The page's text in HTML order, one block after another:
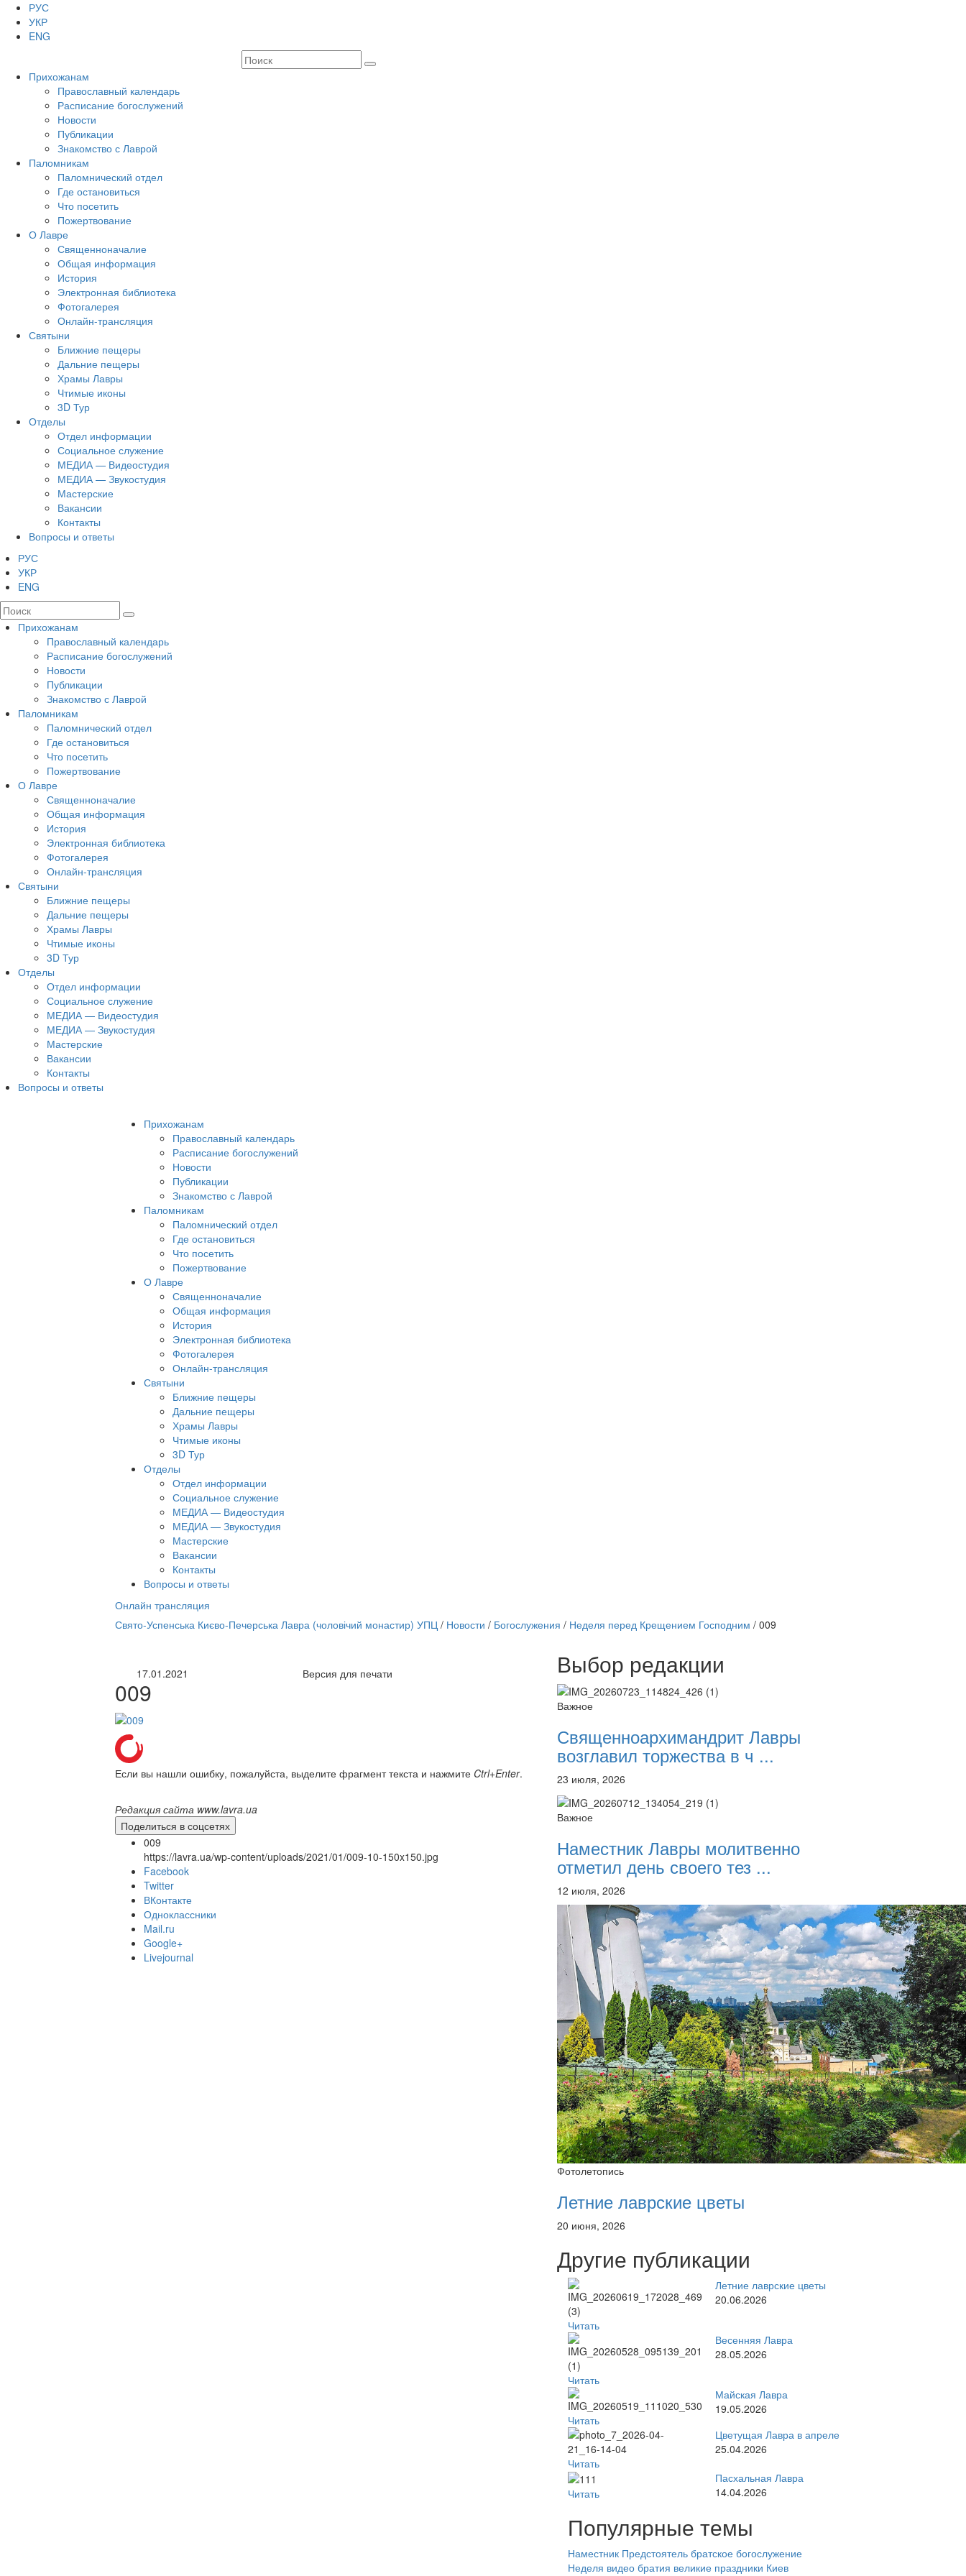
РУС
УКР
ENG
Прихожанам
Православный календарь
Расписание богослужений
Новости
Публикации
Знакомство с Лаврой
Паломникам
Паломнический отдел
Где остановиться
Что посетить
Пожертвование
О Лавре
Священноначалие
Общая информация
История
Электронная библиотека
Фотогалерея
Онлайн-трансляция
Святыни
Ближние пещеры
Дальние пещеры
Храмы Лавры
Чтимые иконы
3D Тур
Отделы
Отдел информации
Социальное служение
МЕДИА — Видеостудия
МЕДИА — Звукостудия
Мастерские
Вакансии
Контакты
Вопросы и ответы
РУС
УКР
ENG
Прихожанам
Православный календарь
Расписание богослужений
Новости
Публикации
Знакомство с Лаврой
Паломникам
Паломнический отдел
Где остановиться
Что посетить
Пожертвование
О Лавре
Священноначалие
Общая информация
История
Электронная библиотека
Фотогалерея
Онлайн-трансляция
Святыни
Ближние пещеры
Дальние пещеры
Храмы Лавры
Чтимые иконы
3D Тур
Отделы
Отдел информации
Социальное служение
МЕДИА — Видеостудия
МЕДИА — Звукостудия
Мастерские
Вакансии
Контакты
Вопросы и ответы
Прихожанам
Православный календарь
Расписание богослужений
Новости
Публикации
Знакомство с Лаврой
Паломникам
Паломнический отдел
Где остановиться
Что посетить
Пожертвование
О Лавре
Священноначалие
Общая информация
История
Электронная библиотека
Фотогалерея
Онлайн-трансляция
Святыни
Ближние пещеры
Дальние пещеры
Храмы Лавры
Чтимые иконы
3D Тур
Отделы
Отдел информации
Социальное служение
МЕДИА — Видеостудия
МЕДИА — Звукостудия
Мастерские
Вакансии
Контакты
Вопросы и ответы
Онлайн трансляция
12 сентября
12 сентября 2015Название трансляции
12 сентября 2015
12 сентября 2015Название трансляции
12 сентября 2015Название трансляции
12 сентября 2015Название трансляции
12 сентября 2015Название трансляции
12 сентября 2015
Перейти к архиву
Свято-Успенська Києво-Печерська Лавра (чоловічий монастир) УПЦ/ Новости / Богослужения / Неделя перед Крещением Господним / 009
17.01.2021 Версия для печати
009
Если вы нашли ошибку, пожалуйста, выделите фрагмент текста и нажмите Ctrl+Enter.
Редакция сайта www.lavra.ua
Поделиться в соцсетях
009
https://lavra.ua/wp-content/uploads/2021/01/009-10-150x150.jpg
Facebook
Twitter
ВКонтакте
Одноклассники
Mail.ru
Google+
Livejournal
Выбор редакции
Важное
Священноархимандрит Лавры
возглавил торжества в ч ...
23 июля, 2026
Важное
Наместник Лавры молитвенно
отметил день своего тез ...
12 июля, 2026
Фотолетопись
Летние лаврские цветы
20 июня, 2026
Другие публикации
Читать
Летние лаврские цветы
20.06.2026
Читать
Весенняя Лавра
28.05.2026
Читать
Майская Лавра
19.05.2026
Читать
Цветущая Лавра в апреле
25.04.2026
Читать
Пасхальная Лавра
14.04.2026
Популярные темы
Наместник Предстоятель братское богослужение
Неделя видео братия великие праздники Киев